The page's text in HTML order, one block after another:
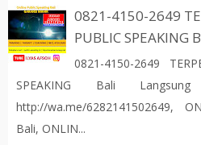
0821-4150-2649
PUBLIC SPEAKING
0821-4150-2649
SPEAKING Bali
http://wa.me/6282141502649,
Bali, ONLIN...